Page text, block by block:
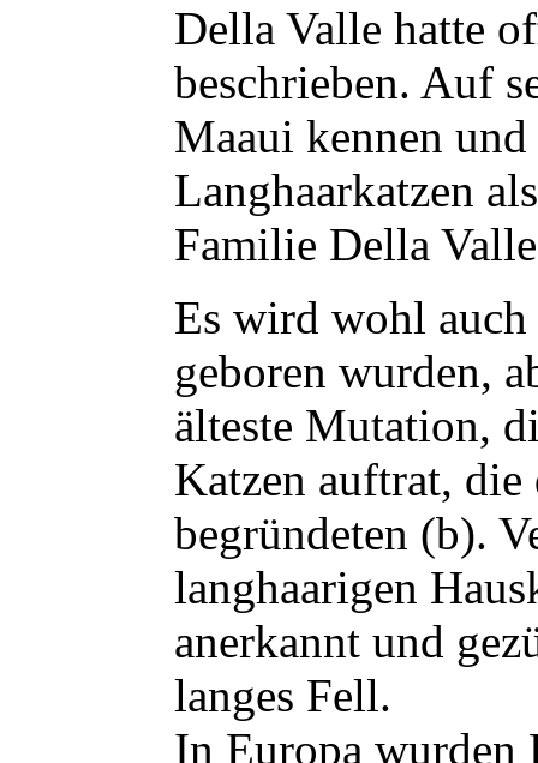
Della Valle hatte
beschrieben. Auf
Maaui kennen und
Langhaarkatzen
Familie Della
Es wird wohl
geboren wurden,
älteste Mutation,
Katzen auftrat,
begründeten (b).
langhaarigen
anerkannt und
langes Fell.
In Europa wurden